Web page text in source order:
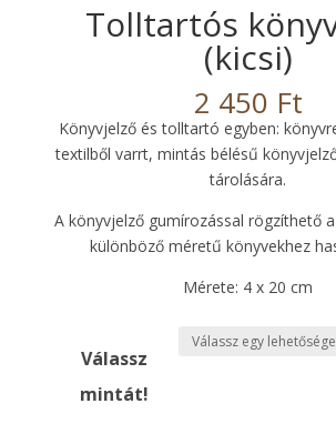
Tolltartós
(kicsi)
2 450 Ft
Könyvjelző és tolltartó egyben:
textilből varrt, mintás bélésű
tárolására.
A könyvjelző gumírozással rögzíthető
különböző méretű könyvekhez
Mérete: 4 x 20 cm
Válassz
mintát!